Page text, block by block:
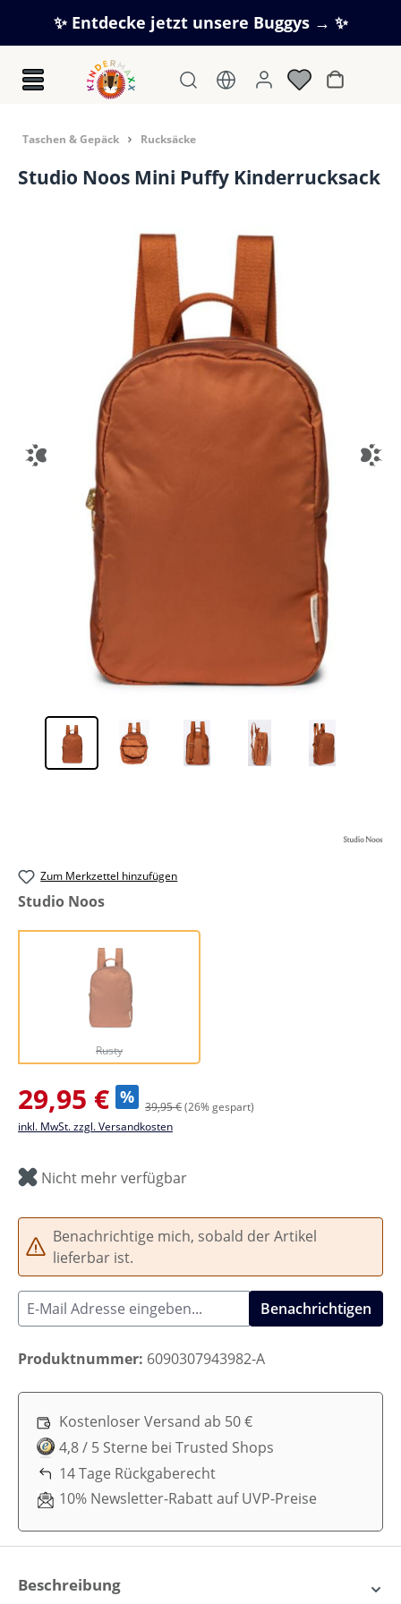
Zum Hauptinhalt springen
✨ Entdecke jetzt unsere Buggys → ✨
Taschen & Gepäck Rucksäcke
Studio Noos Mini Puffy Kinderrucksack
Zum Merkzettel hinzufügen
auswählen
Studio Noos
Rusty
Rusty
(Diese Option ist zurzeit nicht verfügbar.)
Verkaufspreis:
29,95 € % 39,95 €(26% gespart)
inkl. MwSt. zzgl. Versandkosten
Nicht mehr verfügbar
Benachrichtige mich, sobald der Artikel
lieferbar ist.
Benachrichtigen
Produktnummer: 6090307943982-A
Kostenloser Versand ab 50 €
4,8 / 5 Sterne bei Trusted Shops
14 Tage Rückgaberecht
10% Newsletter-Rabatt auf UVP-Preise
Beschreibung